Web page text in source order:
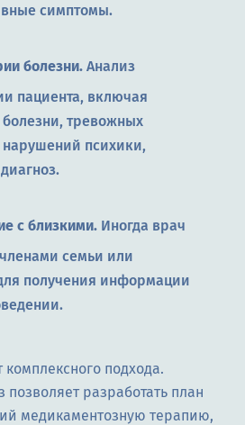
симптомы.
болезни. Анализ
пациента, включая
тревожных
нарушений психики,
с близкими. Иногда врач
семьи или
получения информации
комплексного подхода.
разработать план
медикаментозную терапию,